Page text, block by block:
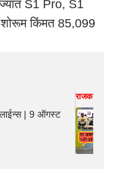
S1 Pro, S1
किंमत 85,099
| 9 ऑगस्ट
राजकारण